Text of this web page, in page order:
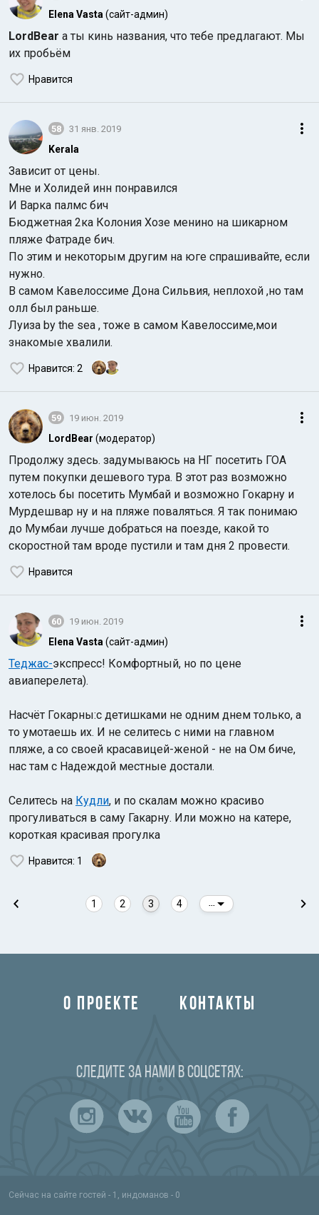
Elena Vasta (сайт-админ)
LordBear а ты кинь названия, что тебе предлагают. Мы
их пробьём
Нравится
58 31 янв. 2019
Kerala
Зависит от цены.
Мне и Холидей инн понравился
И Варка палмс бич
Бюджетная 2ка Колония Хозе менино на шикарном
пляже Фатраде бич.
По этим и некоторым другим на юге спрашивайте, если
нужно.
В самом Кавелоссиме Дона Сильвия, неплохой ,но там
олл был раньше.
Луиза by the sea , тоже в самом Кавелоссиме,мои
знакомые хвалили.
Нравится: 2
59 19 июн. 2019
LordBear (модератор)
Продолжу здесь. задумываюсь на НГ посетить ГОА
путем покупки дешевого тура. В этот раз возможно
хотелось бы посетить Мумбай и возможно Гокарну и
Мурдешвар ну и на пляже поваляться. Я так понимаю
до Мумбаи лучше добраться на поезде, какой то
скоростной там вроде пустили и там дня 2 провести.
Нравится
60 19 июн. 2019
Elena Vasta (сайт-админ)
Теджас-экспресс! Комфортный, но по цене
авиаперелета).
Насчёт Гокарны:с детишками не одним днем только, а
то умотаешь их. И не селитесь с ними на главном
пляже, а со своей красавицей-женой - не на Ом биче,
нас там с Надеждой местные достали.
Селитесь на Кудли, и по скалам можно красиво
прогуливаться в саму Гакарну. Или можно на катере,
короткая красивая прогулка
Нравится: 1
1 2 3 4
О ПРОЕКТЕ КОНТАКТЫ
Следите за нами в соцсетях:
Сейчас на сайте гостей - 1, индоманов - 0